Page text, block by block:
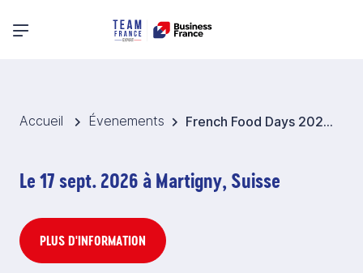
Menu principal
Accueil Évenements French Food Days 2026 - Edition Terre & Mer - Suisse
Le 17 sept. 2026 à Martigny, Suisse
PLUS D'INFORMATION